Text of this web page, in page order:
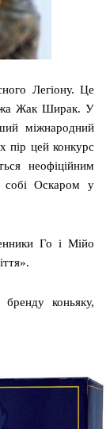
Легіону. Це
Жак Ширак. У
міжнародний
пір цей конкурс
неофіційним
собі Оскаром у
Го і Мійо
бренду коньяку,